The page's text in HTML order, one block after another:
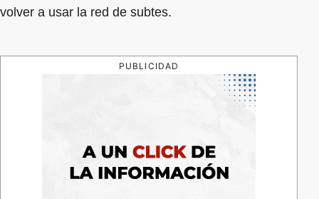
volver a usar la red de subtes.
PUBLICIDAD